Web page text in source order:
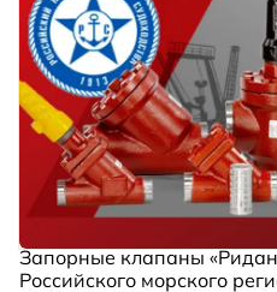
Запорные клапаны
Российского морского